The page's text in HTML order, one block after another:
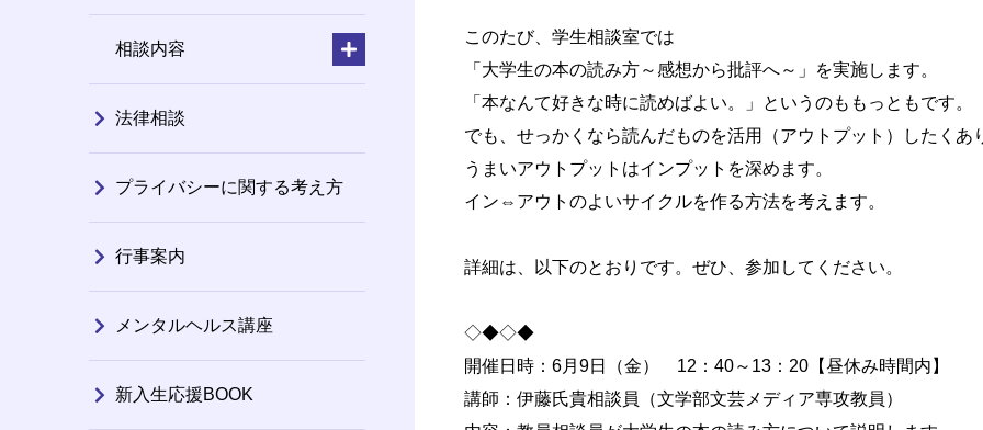
このたび、学生相談室では
「大学生の本の読み方～感想から批評へ～」を実施します。
「本なんて好きな時に読めばよい。」というのももっともです。
でも、せっかくなら読んだものを活用（アウトプット）したくあ
うまいアウトプットはインプットを深めます。
イン⇔アウトのよいサイクルを作る方法を考えます。
詳細は、以下のとおりです。ぜひ、参加してください。
◇◆◇◆
開催日時：6月9日（金） 12：40～13：20【昼休み時間内】
講師：伊藤氏貴相談員（文学部文芸メディア専攻教員）
相談内容
法律相談
プライバシーに関する考え方
行事案内
メンタルヘルス講座
新入生応援BOOK